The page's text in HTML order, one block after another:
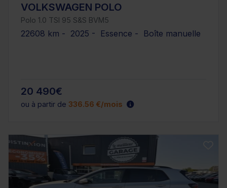
VOLKSWAGEN POLO
Polo 1.0 TSI 95 S&S BVM5
22608 km - 2025 - Essence - Boîte manuelle
20 490€
ou à partir de 336.56 €/mois